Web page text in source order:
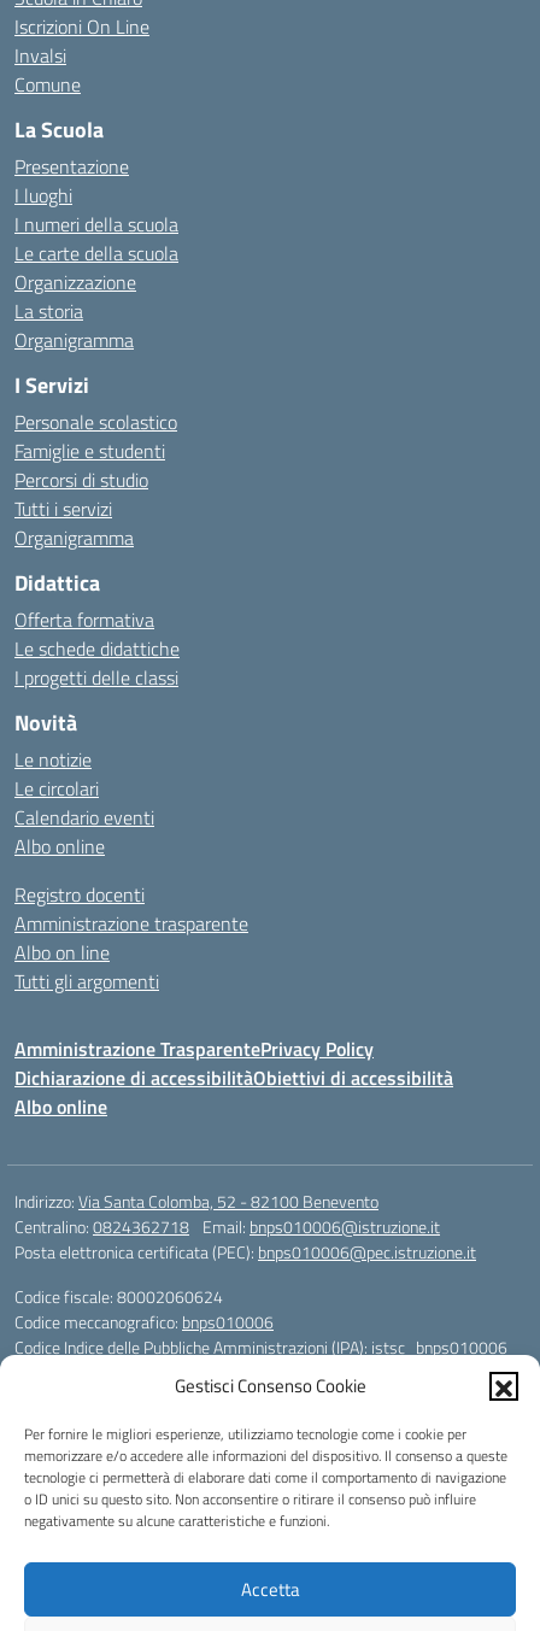
Gestisci Consenso Cookie
Per fornire le migliori esperienze, utilizziamo tecnologie come i cookie per
memorizzare e/o accedere alle informazioni del dispositivo. Il consenso a queste
tecnologie ci permetterà di elaborare dati come il comportamento di navigazione
o ID unici su questo sito. Non acconsentire o ritirare il consenso può influire
negativamente su alcune caratteristiche e funzioni.
Accetta
Iscrizioni On Line
Invalsi
Comune
La Scuola
Presentazione
I luoghi
I numeri della scuola
Le carte della scuola
Organizzazione
La storia
Organigramma
I Servizi
Personale scolastico
Famiglie e studenti
Percorsi di studio
Tutti i servizi
Organigramma
Didattica
Offerta formativa
Le schede didattiche
I progetti delle classi
Novità
Le notizie
Le circolari
Calendario eventi
Albo online
Registro docenti
Amministrazione trasparente
Albo on line
Tutti gli argomenti
Amministrazione TrasparentePrivacy Policy
Dichiarazione di accessibilitàObiettivi di accessibilità
Albo online
Indirizzo:Via Santa Colomba, 52 - 82100 Benevento
Centralino:0824362718 Email: bnps010006@istruzione.it
Posta elettronica certificata (PEC): bnps010006@pec.istruzione.it
Codice fiscale: 80002060624
Codice meccanografico: bnps010006
Codice Indice delle Pubbliche Amministrazioni (IPA): istsc_bnps010006
Codice Univoco per le fatture elettroniche: UFHWS5
Liceo Scientifico "Gaetano Rummo"
Conto Corrente Bancario (C.C.B.):
IT17 H 03069 15003 100000046036
Conto Tesoreria
CODICE TESORERIA: TU-421-0310110
IBAN: IT 84 E 01000 04306 TU0000017891